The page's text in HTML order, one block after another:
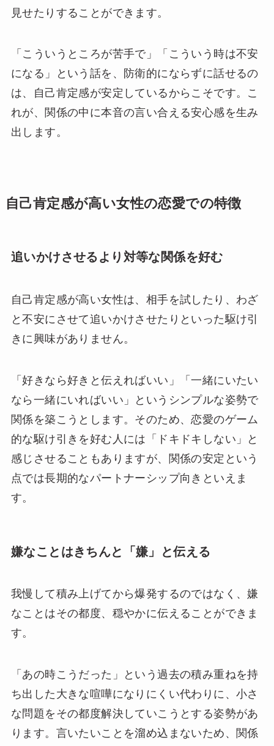
見せたりすることができます。
「こういうところが苦手で」「こういう時は不安
になる」という話を、防衛的にならずに話せるの
は、自己肯定感が安定しているからこそです。こ
れが、関係の中に本音の言い合える安心感を生み
出します。
自己肯定感が高い女性の恋愛での特徴
追いかけさせるより対等な関係を好む
自己肯定感が高い女性は、相手を試したり、わざ
と不安にさせて追いかけさせたりといった駆け引
きに興味がありません。
「好きなら好きと伝えればいい」「一緒にいたい
なら一緒にいればいい」というシンプルな姿勢で
関係を築こうとします。そのため、恋愛のゲーム
的な駆け引きを好む人には「ドキドキしない」と
感じさせることもありますが、関係の安定という
点では長期的なパートナーシップ向きといえま
す。
嫌なことはきちんと「嫌」と伝える
我慢して積み上げてから爆発するのではなく、嫌
なことはその都度、穏やかに伝えることができま
す。
「あの時こうだった」という過去の積み重ねを持
ち出した大きな喧嘩になりにくい代わりに、小さ
な問題をその都度解決していこうとする姿勢があ
ります。言いたいことを溜め込まないため、関係